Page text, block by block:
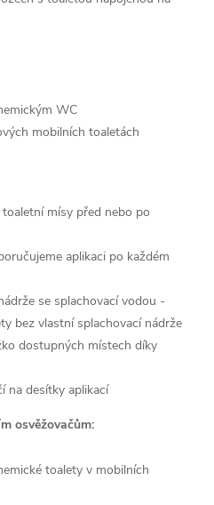
WC
mobilních toaletách
mísy před nebo po
aplikaci po každém
se splachovací vodou -
bez vlastní splachovací nádrže
dostupných místech díky
na desítky aplikací
osvěžovačům:
toalety v mobilních